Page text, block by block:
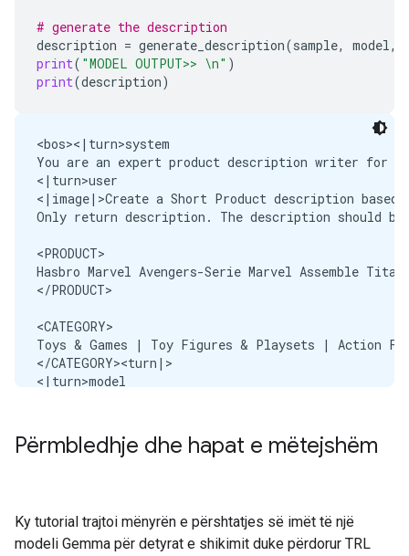
# generate the description
description = generate_description(sample, model,
print( "MODEL OUTPUT>> \n" )
print(description)
<bos><|turn>system
You are an expert product description writer for
<|turn>user
<|image|>Create a Short Product description based on
Only return description. The description should
<PRODUCT>
Hasbro Marvel Avengers-Serie Marvel Assemble
</PRODUCT>
<CATEGORY>
Toys & Games | Toy Figures & Playsets | Action
</CATEGORY><turn|>
<|turn>model
Përmbledhje dhe hapat e mëtejshëm
Ky tutorial trajtoi mënyrën e përshtatjes së imët të një
modeli Gemma për detyrat e shikimit duke përdorur TRL